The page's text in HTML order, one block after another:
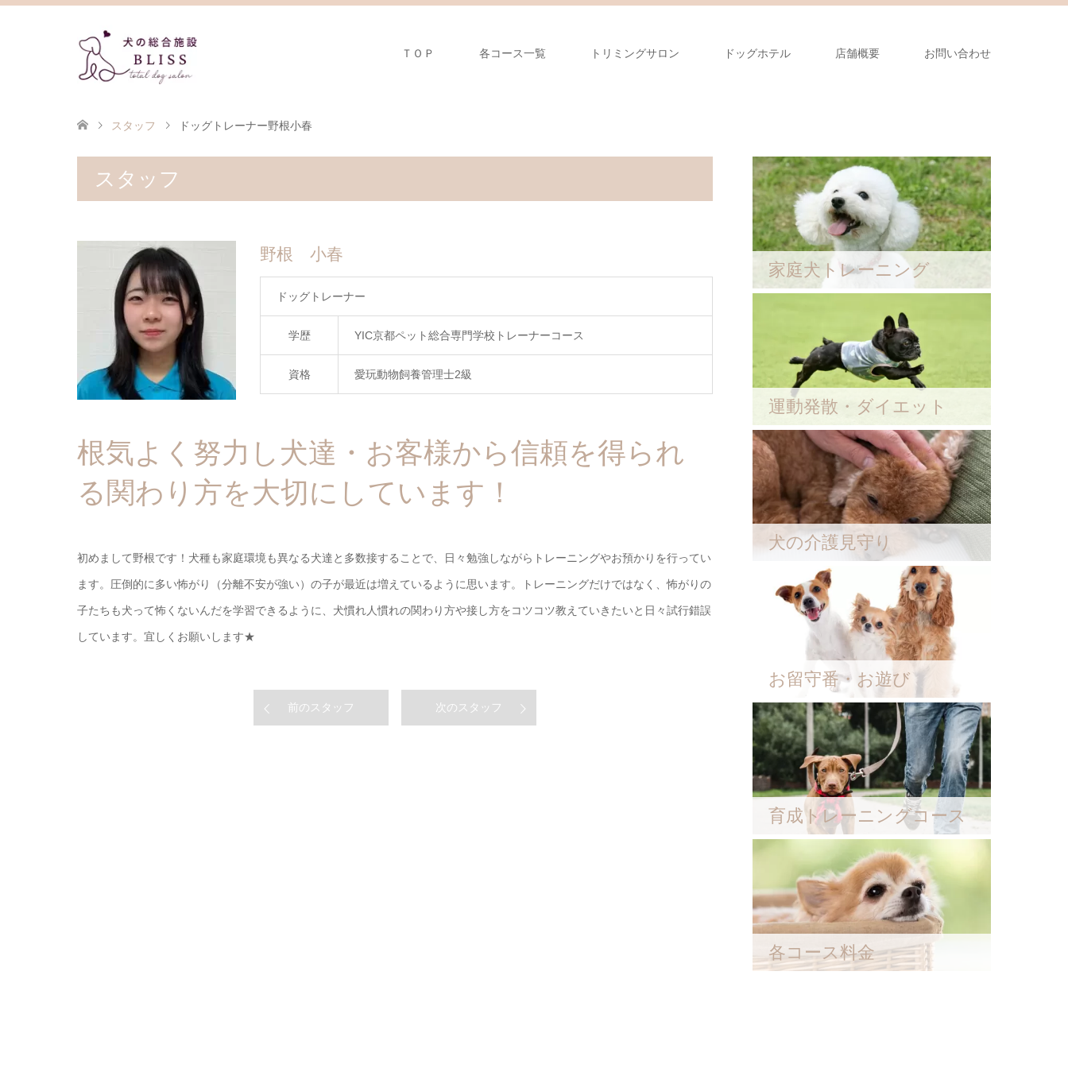
ＴＯＰ 各コース一覧 トリミングサロン ドッグホテル 店舗概要 お問い合わせ
スタッフ ドッグトレーナー野根小春
スタッフ
野根 小春
ドッグトレーナー
学歴 YIC京都ペット総合専門学校トレーナーコース
資格 愛玩動物飼養管理士2級
根気よく努力し犬達・お客様から信頼を得られ
る関わり方を大切にしています！
初めまして野根です！犬種も家庭環境も異なる犬達と多数接することで、日々勉強しながらトレーニングやお預かりを行ってい
ます。圧倒的に多い怖がり（分離不安が強い）の子が最近は増えているように思います。トレーニングだけではなく、怖がりの
子たちも犬って怖くないんだを学習できるように、犬慣れ人慣れの関わり方や接し方をコツコツ教えていきたいと日々試行錯誤
しています。宜しくお願いします★
前のスタッフ 次のスタッフ
家庭犬トレーニング
運動発散・ダイエット
犬の介護見守り
お留守番・お遊び
育成トレーニングコース
各コース料金